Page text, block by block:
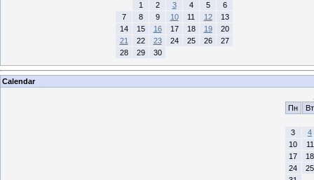
1
2 3 4 5
6
7
8 9 10 11 12
13
14
15 16 17 18 19
20
21
22 23 24 25 26
27
28
29 30
Calendar
Пн
Вт
3
4
10
11
17
18
24
25